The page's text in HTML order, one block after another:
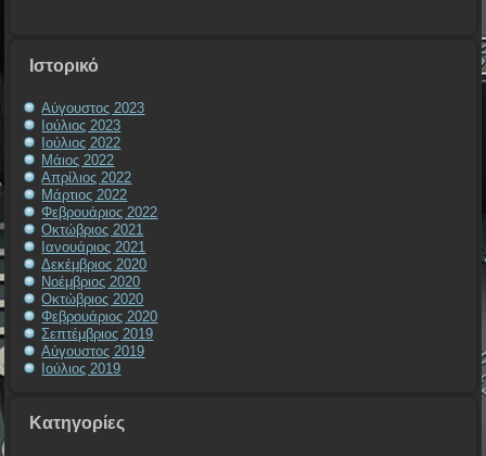
Ιστορικό
Αύγουστος 2023
Ιούλιος 2023
Ιούλιος 2022
Μάιος 2022
Απρίλιος 2022
Μάρτιος 2022
Φεβρουάριος 2022
Οκτώβριος 2021
Ιανουάριος 2021
Δεκέμβριος 2020
Νοέμβριος 2020
Οκτώβριος 2020
Φεβρουάριος 2020
Σεπτέμβριος 2019
Αύγουστος 2019
Ιούλιος 2019
Kατηγορίες